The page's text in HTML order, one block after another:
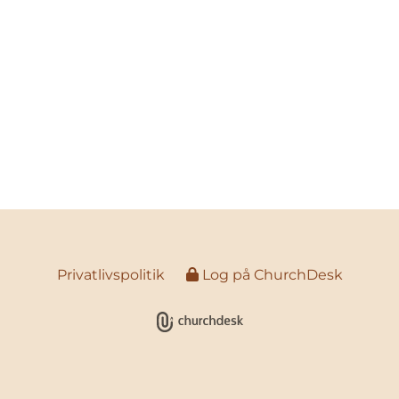
Privatlivspolitik Log på ChurchDesk